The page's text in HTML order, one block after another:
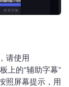
请使用
上的“辅助字幕”
照屏幕提示，用